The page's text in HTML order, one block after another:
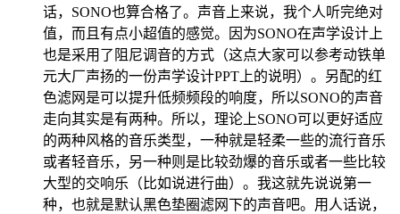
话，SONO也算合格了。声音上来说，我个人听完绝对
值，而且有点小超值的感觉。因为SONO在声学设计上
也是采用了阻尼调音的方式（这点大家可以参考动铁单
元大厂声扬的一份声学设计PPT上的说明）。另配的红
色滤网是可以提升低频频段的响度，所以SONO的声音
走向其实是有两种。所以，理论上SONO可以更好适应
的两种风格的音乐类型，一种就是轻柔一些的流行音乐
或者轻音乐，另一种则是比较劲爆的音乐或者一些比较
大型的交响乐（比如说进行曲）。我这就先说说第一
种，也就是默认黑色垫圈滤网下的声音吧。用人话说，